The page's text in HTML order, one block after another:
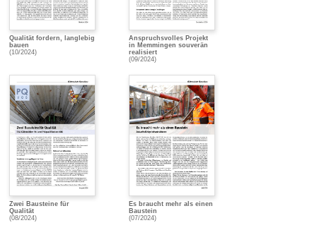
Qualität fordern, langlebig
bauen
(10/2024)
Anspruchsvolles Projekt
in Memmingen souverän
realisiert
(09/2024)
Zwei Bausteine für
Qualität
(08/2024)
Es braucht mehr als einen
Baustein
(07/2024)